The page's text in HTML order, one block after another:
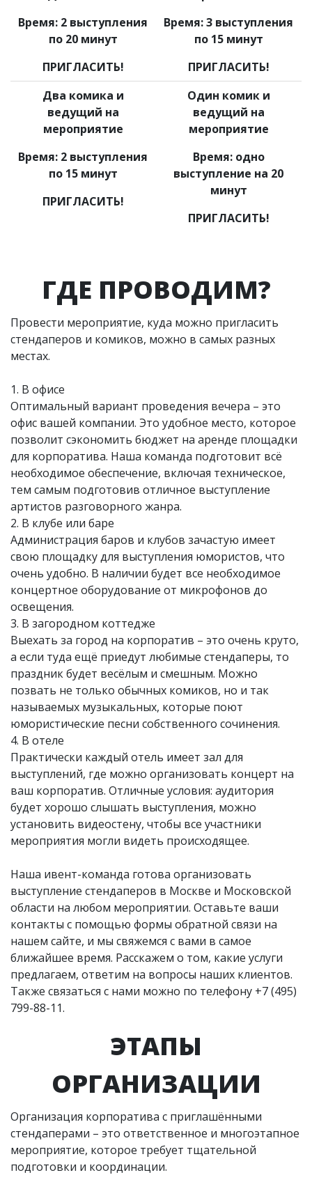
Время: 2 выступления
по 20 минут
ПРИГЛАСИТЬ!
Время: 3 выступления
по 15 минут
ПРИГЛАСИТЬ!
Два комика и
ведущий на
мероприятие
Время: 2 выступления
по 15 минут
ПРИГЛАСИТЬ!
Один комик и
ведущий на
мероприятие
Время: одно
выступление на 20
минут
ПРИГЛАСИТЬ!
ГДЕ ПРОВОДИМ?
Провести мероприятие, куда можно пригласить
стендаперов и комиков, можно в самых разных
местах.
1. В офисе
Оптимальный вариант проведения вечера – это
офис вашей компании. Это удобное место, которое
позволит сэкономить бюджет на аренде площадки
для корпоратива. Наша команда подготовит всё
необходимое обеспечение, включая техническое,
тем самым подготовив отличное выступление
артистов разговорного жанра.
2. В клубе или баре
Администрация баров и клубов зачастую имеет
свою площадку для выступления юмористов, что
очень удобно. В наличии будет все необходимое
концертное оборудование от микрофонов до
освещения.
3. В загородном коттедже
Выехать за город на корпоратив – это очень круто,
а если туда ещё приедут любимые стендаперы, то
праздник будет весёлым и смешным. Можно
позвать не только обычных комиков, но и так
называемых музыкальных, которые поют
юмористические песни собственного сочинения.
4. В отеле
Практически каждый отель имеет зал для
выступлений, где можно организовать концерт на
ваш корпоратив. Отличные условия: аудитория
будет хорошо слышать выступления, можно
установить видеостену, чтобы все участники
мероприятия могли видеть происходящее.
Наша ивент-команда готова организовать
выступление стендаперов в Москве и Московской
области на любом мероприятии. Оставьте ваши
контакты с помощью формы обратной связи на
нашем сайте, и мы свяжемся с вами в самое
ближайшее время. Расскажем о том, какие услуги
предлагаем, ответим на вопросы наших клиентов.
Также связаться с нами можно по телефону +7 (495)
799-88-11.
ЭТАПЫ
ОРГАНИЗАЦИИ
Организация корпоратива с приглашёнными
стендаперами – это ответственное и многоэтапное
мероприятие, которое требует тщательной
подготовки и координации.